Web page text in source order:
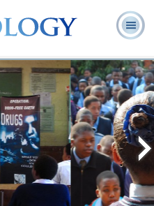
Voluntarios
Preguntas
Frecuentes
Libros
Campaña Educativa de La Verdad
Sobre las Drogas